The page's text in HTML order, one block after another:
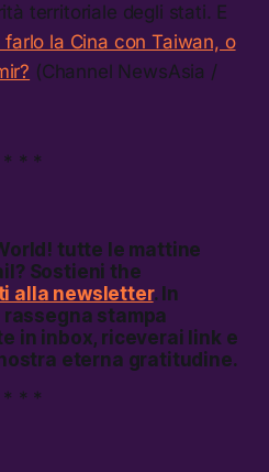
territoriale degli stati. E
farlo la Cina con Taiwan, o
(Channel NewsAsia /
* * *
tutte le mattine
Sostieni the
alla newsletter. In
stampa
in inbox, riceverai link e
eterna gratitudine.
* * *